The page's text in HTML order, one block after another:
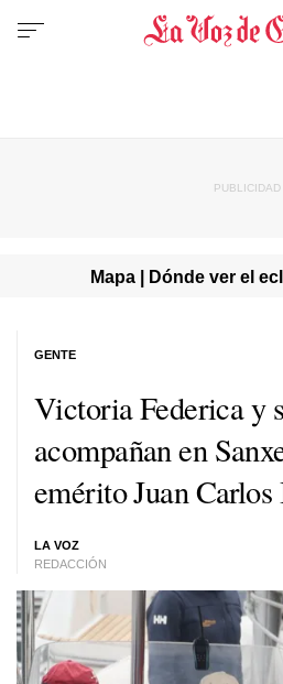
Mapa | Dónde ver el
Victoria Federica y
acompañan en
emérito Juan Carlos
LA VOZ
REDACCIÓN
GENTE